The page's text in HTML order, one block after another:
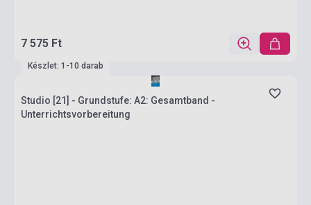
7 575 Ft
Készlet: 1-10 darab
Studio [21] - Grundstufe: A2: Gesamtband -
Unterrichtsvorbereitung